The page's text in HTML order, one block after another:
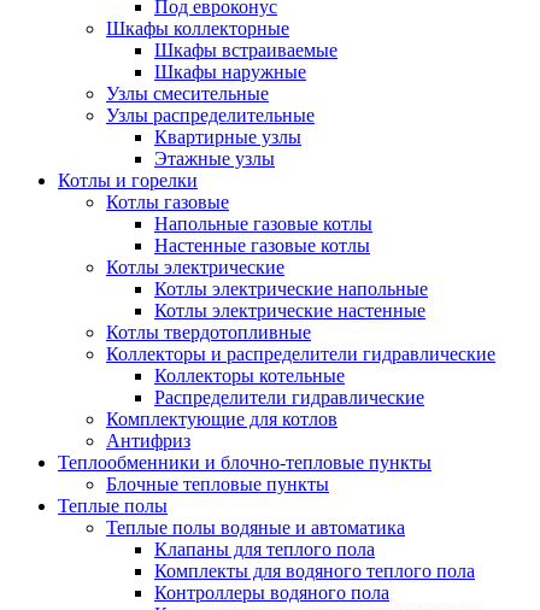
Под евроконус
Шкафы коллекторные
Шкафы встраиваемые
Шкафы наружные
Узлы смесительные
Узлы распределительные
Квартирные узлы
Этажные узлы
Котлы и горелки
Котлы газовые
Напольные газовые котлы
Настенные газовые котлы
Котлы электрические
Котлы электрические напольные
Котлы электрические настенные
Котлы твердотопливные
Коллекторы и распределители гидравлические
Коллекторы котельные
Распределители гидравлические
Комплектующие для котлов
Антифриз
Теплообменники и блочно-тепловые пункты
Блочные тепловые пункты
Теплые полы
Теплые полы водяные и автоматика
Клапаны для теплого пола
Комплекты для водяного теплого пола
Контроллеры водяного пола